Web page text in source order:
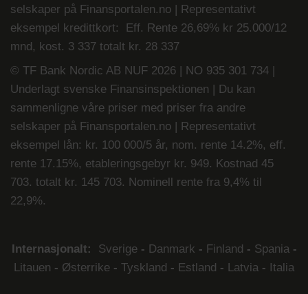
selskaper på Finansportalen.no | Representativt
eksempel kredittkort: Eff. Rente 26,69% kr 25.000/12
mnd, kost. 3 337 totalt kr. 28 337
© TF Bank Nordic AB NUF 2026 | NO 935 301 734 |
Underlagt svenske Finansinspektionen | Du kan
sammenligne våre priser med priser fra andre
selskaper på Finansportalen.no
Representativt
eksempel lån: kr. 100 000/5 år, nom. rente 14.2%, eff.
rente 17.15%, etableringsgebyr kr. 949. Kostnad 45
703. totalt kr. 145 703. Nominell rente fra 9,4% til
22,9%.
Internasjonalt: Sverige- Danmark - Finland - Spania-
Litauen - Østerrike - Tyskland - Estland - Latvia - Italia